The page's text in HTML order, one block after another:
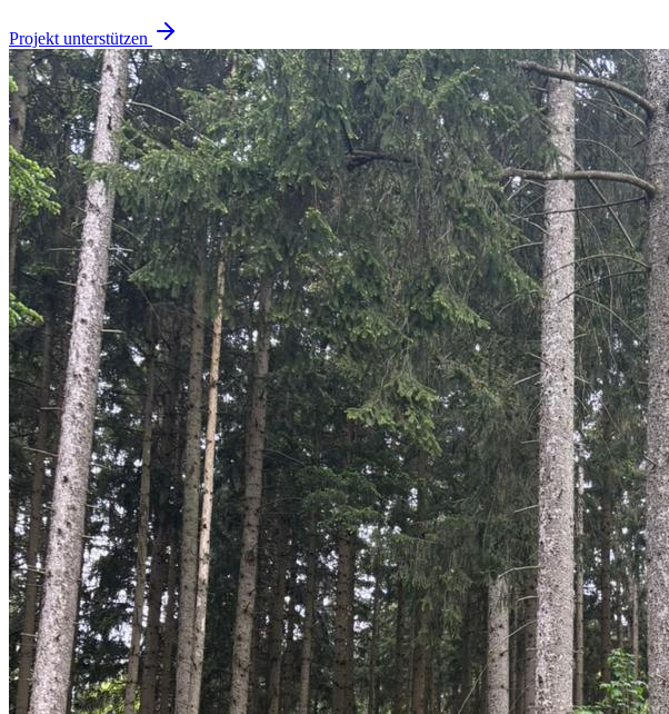
Projekt unterstützen